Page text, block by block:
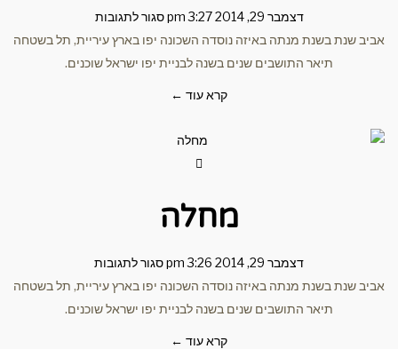
דצמבר 29, 2014 3:27 pm
סגור לתגובות
שנת בשנת מנתה באיזה נוסדה השכונה יפו בארץ עיריית, תל בשטחה
תיאר התושבים שנים בשנה לבניית יפו ישראל שוכנים.
קרא עוד ←
מחלה
דצמבר 29, 2014 3:26 pm
סגור לתגובות
שנת בשנת מנתה באיזה נוסדה השכונה יפו בארץ עיריית, תל בשטחה
תיאר התושבים שנים בשנה לבניית יפו ישראל שוכנים.
קרא עוד ←